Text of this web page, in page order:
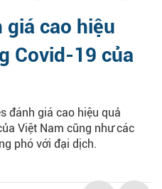
giá cao hiệu
Covid-19 của
đánh giá cao hiệu quả
Việt Nam cũng như các
phó với đại dịch.